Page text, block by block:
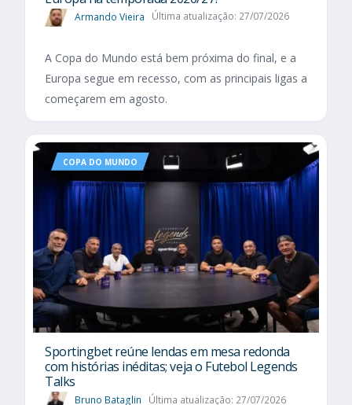
Armando Vieira Última atualização: 27/07/2026
A Copa do Mundo está bem próxima do final, e a
Europa segue em recesso, com as principais ligas a
começarem em agosto.
COPA DO MUNDO
Sportingbet reúne lendas em mesa redonda
com histórias inéditas; veja o Futebol Legends
Talks
Bruno Bataglin Última atualização: 27/07/2026